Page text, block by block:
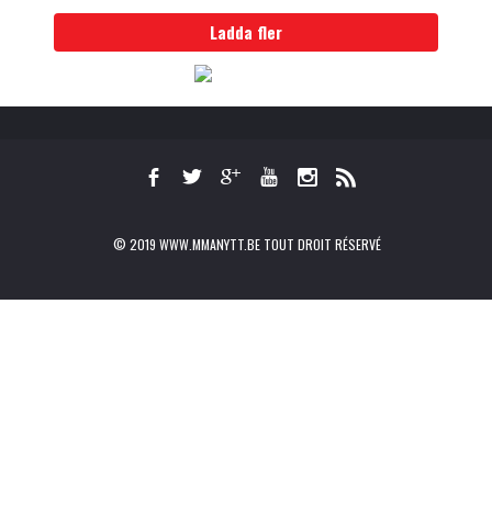
Ladda fler
© 2019 WWW.MMANYTT.BE TOUT DROIT RÉSERVÉ